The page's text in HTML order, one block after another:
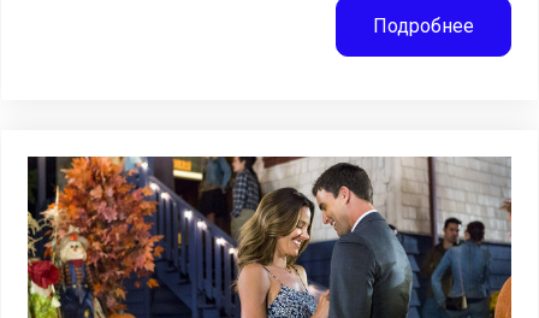
Подробнее